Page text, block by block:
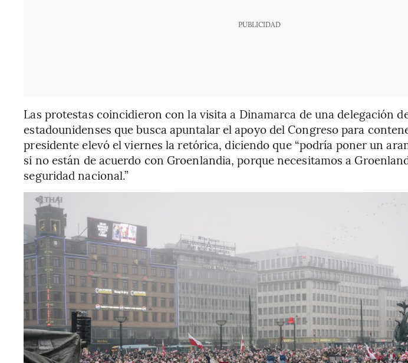
PUBLICIDAD
Las protestas coincidieron con la visita a Dinamarca de una delegación
estadounidenses que busca apuntalar el apoyo del Congreso para
presidente elevó el viernes la retórica, diciendo que “podría poner un
si no están de acuerdo con Groenlandia, porque necesitamos a
seguridad nacional.”